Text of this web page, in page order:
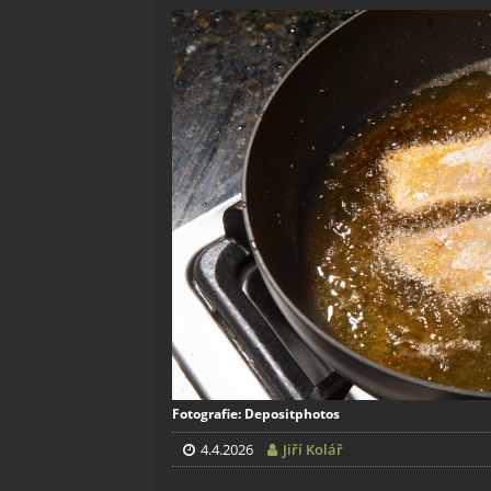
Fotografie: Depositphotos
4.4.2026 Jiří Kolář